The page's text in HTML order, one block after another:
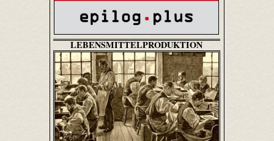
LEBENSMITTELPRODUKTION